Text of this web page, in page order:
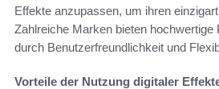
Effekte anzupassen, um ihren
Zahlreiche Marken bieten hochwertige
durch Benutzerfreundlichkeit und
Vorteile der Nutzung digitaler